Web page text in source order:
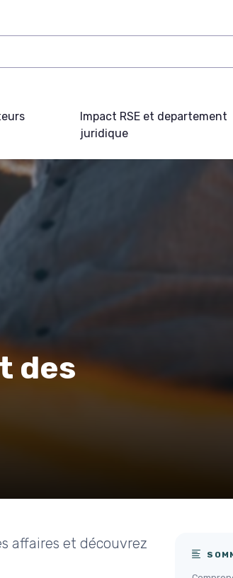
Impact RSE et departement
juridique
des
affaires et découvrez